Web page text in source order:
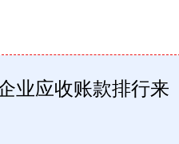
业应收账款排行来